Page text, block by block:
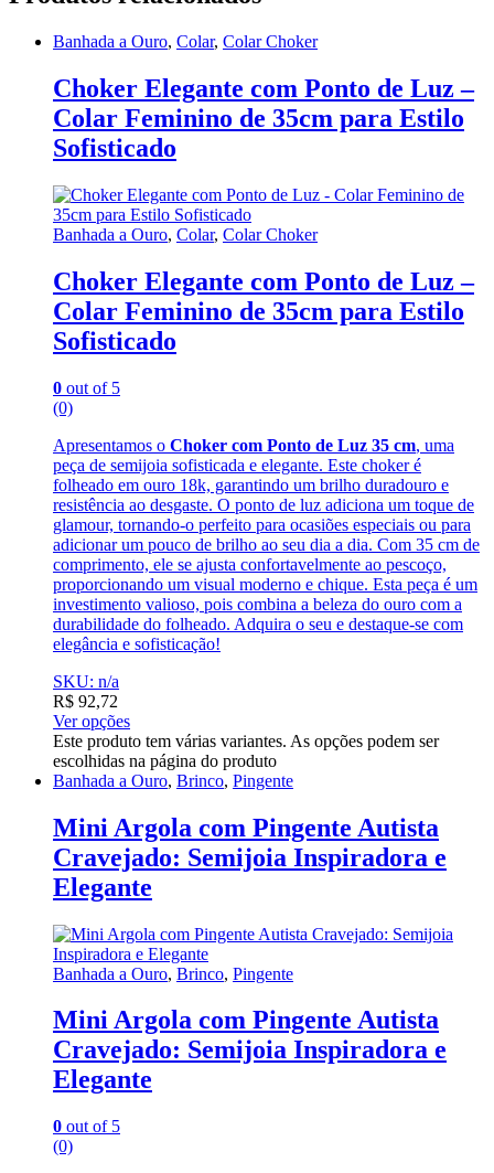
Banhada a Ouro, Colar, Colar Choker
Choker Elegante com Ponto de Luz –
Colar Feminino de 35cm para Estilo
Sofisticado
Banhada a Ouro, Colar, Colar Choker
Choker Elegante com Ponto de Luz –
Colar Feminino de 35cm para Estilo
Sofisticado
0 out of 5
(0)
Apresentamos o Choker com Ponto de Luz 35 cm, uma
peça de semijoia sofisticada e elegante. Este choker é
folheado em ouro 18k, garantindo um brilho duradouro e
resistência ao desgaste. O ponto de luz adiciona um toque de
glamour, tornando-o perfeito para ocasiões especiais ou para
adicionar um pouco de brilho ao seu dia a dia. Com 35 cm de
comprimento, ele se ajusta confortavelmente ao pescoço,
proporcionando um visual moderno e chique. Esta peça é um
investimento valioso, pois combina a beleza do ouro com a
durabilidade do folheado. Adquira o seu e destaque-se com
elegância e sofisticação!
SKU: n/a
R$ 92,72
Ver opções
Este produto tem várias variantes. As opções podem ser
escolhidas na página do produto
Banhada a Ouro, Brinco, Pingente
Mini Argola com Pingente Autista
Cravejado: Semijoia Inspiradora e
Elegante
Banhada a Ouro, Brinco, Pingente
Mini Argola com Pingente Autista
Cravejado: Semijoia Inspiradora e
Elegante
0 out of 5
(0)